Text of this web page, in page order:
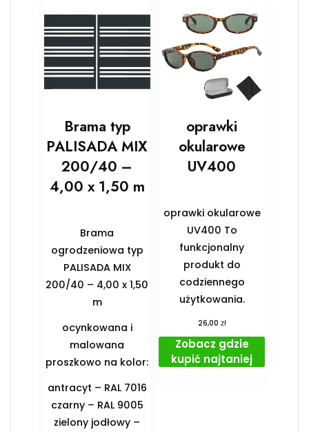
Brama typ
PALISADA MIX
200/40 –
4,00 x 1,50 m
Brama
ogrodzeniowa typ
PALISADA MIX
200/40 – 4,00 x 1,50
m
ocynkowana i
malowana
proszkowo na kolor:
antracyt – RAL 7016
czarny – RAL 9005
zielony jodłowy –
oprawki
okularowe
UV400
oprawki okularowe
UV400 To
funkcjonalny
produkt do
codziennego
użytkowania.
26,00 zł
Zobacz gdzie
kupić najtaniej